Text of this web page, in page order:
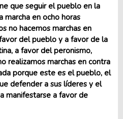
que seguir el pueblo en la
marcha en ocho horas
no hacemos marchas en
del pueblo y a favor de la
a favor del peronismo,
realizamos marchas en contra
porque este es el pueblo, el
defender a sus líderes y el
manifestarse a favor de